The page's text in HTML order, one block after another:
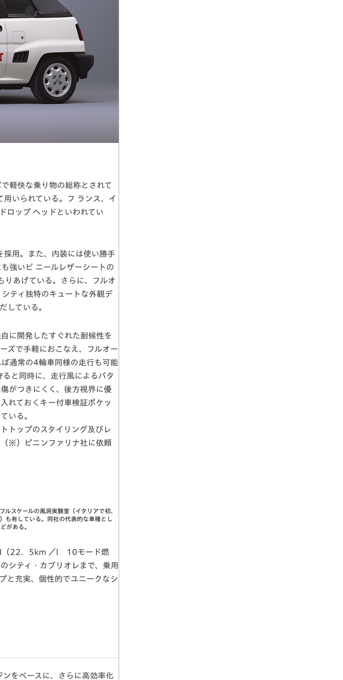
軽快な乗り物の総称とされて
いられている。フ ランス、イ
ロップ ヘッドといわれてい
用。また、内装には使い勝手
強いビ ニールレザーシートの
りあげている。さらに、フルオ
ティ独特のキュートな外観デ
している。
に開発したすぐれた耐候性を
ズで手軽におこなえ、フルオー
通常の4輪車同様の走行も可能
と同時に、走行風によるバタ
がつきにくく、後方視界に優
れておくキー付車検証ポケッ
いる。
トップのスタイリング及びレ
※）ピニンファリナ社に依頼
スケールの風洞実験室（イタリアで初、
も有している。同社の代表的な車種とし
がある。
（22．5km ／l 10モード燃
シティ・カブリオレまで、乗用
と充実、個性的でユニークなシ
をベースに、さらに高効率化